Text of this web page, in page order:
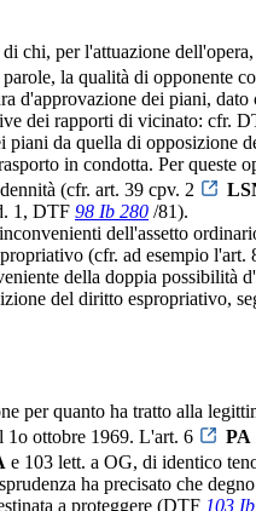
chi, per l'attuazione
la qualità di opponente
d'approvazione dei piani,
dei rapporti di vicinato: cfr.
piani da quella di opposizione
in condotta. Per queste
(cfr. art. 39 cpv. 2
1, DTF 98 Ib 280 /81).
dell'assetto
(cfr. ad esempio l'art.
della doppia possibilità
del diritto espropriativo,
per quanto ha tratto alla
1o ottobre 1969. L'art. 6
PA
e 103 lett. a OG, di identico
ha precisato che
a proteggere (DTF 103